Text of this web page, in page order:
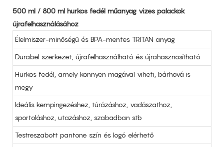
500 ml / 800 ml hurkos fedél műanyag vizes palackok
újrafelhasználásához
Élelmiszer-minőségű és BPA-mentes TRITAN anyag
Durabel szerkezet, újrafelhasználható és újrahasznosítható
Hurkos fedél, amely könnyen magával viheti, bárhová is
megy
Ideális kempingezéshez, túrázáshoz, vadászathoz,
sportoláshoz, utazáshoz, szabadban stb
Testreszabott pantone szín és logó elérhető